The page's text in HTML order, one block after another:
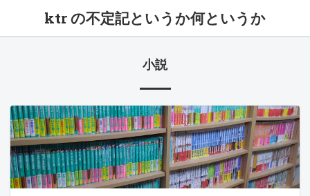
ktr の不定記というか何というか
小説